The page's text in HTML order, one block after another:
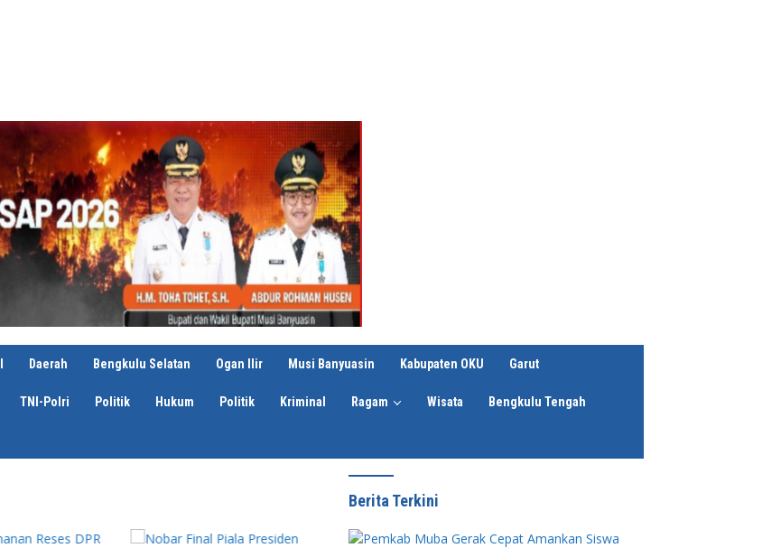
Daerah Bengkulu Selatan Ogan Ilir Musi Banyuasin Kabupaten OKU Garut
TNI-Polri Politik Hukum Politik Kriminal Ragam Wisata Bengkulu Tengah
Berita Terkini